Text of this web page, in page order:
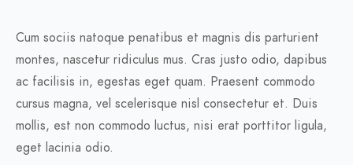
Cum sociis natoque penatibus et magnis dis parturient
montes, nascetur ridiculus mus. Cras justo odio, dapibus
ac facilisis in, egestas eget quam. Praesent commodo
cursus magna, vel scelerisque nisl consectetur et. Duis
mollis, est non commodo luctus, nisi erat porttitor ligula,
eget lacinia odio.